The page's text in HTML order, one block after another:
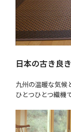
日本の古き良
九州の温暖な気候
ひとつひとつ織機